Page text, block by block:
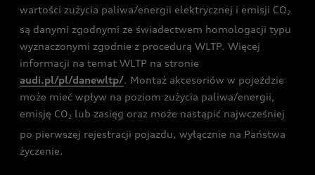
wartości zużycia paliwa/energii elektrycznej i emisji CO2
są danymi zgodnymi ze świadectwem homologacji typu
wyznaczonymi zgodnie z procedurą WLTP. Więcej
informacji na temat WLTP na stronie
audi.pl/pl/danewltp/. Montaż akcesoriów w pojeździe
może mieć wpływ na poziom zużycia paliwa/energii,
emisję CO2 lub zasięg oraz może nastąpić najwcześniej
po pierwszej rejestracji pojazdu, wyłącznie na Państwa
życzenie.